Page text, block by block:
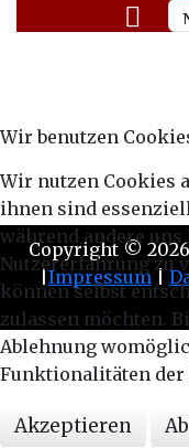
Copyright ©
|Impressum|
Wir benutzen
Wir nutzen Cookies
ihnen sind
während andere uns
Nutzererfahrung zu
können selbst
zulassen möchten.
Ablehnung
Funktionalitäten der
Akzeptieren